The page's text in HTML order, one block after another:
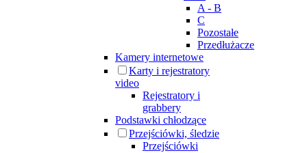
A - B
C
Pozostałe
Przedłużacze
Kamery internetowe
Karty i rejestratory
video
Rejestratory i
grabbery
Podstawki chłodzące
Przejściówki, śledzie
Przejściówki